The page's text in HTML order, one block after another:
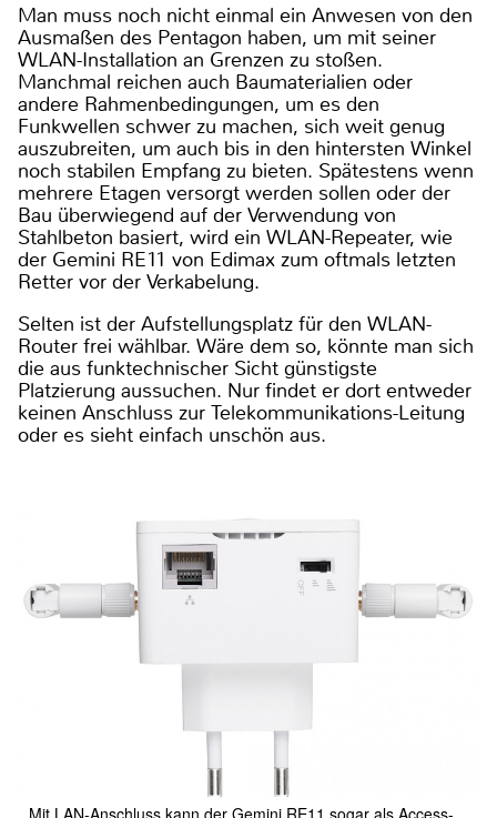
Man muss noch nicht einmal ein Anwesen von den
Ausmaßen des Pentagon haben, um mit seiner
WLAN-Installation an Grenzen zu stoßen.
Manchmal reichen auch Baumaterialien oder
andere Rahmenbedingungen, um es den
Funkwellen schwer zu machen, sich weit genug
auszubreiten, um auch bis in den hintersten Winkel
noch stabilen Empfang zu bieten. Spätestens wenn
mehrere Etagen versorgt werden sollen oder der
Bau überwiegend auf der Verwendung von
Stahlbeton basiert, wird ein WLAN-Repeater, wie
der Gemini RE11 von Edimax zum oftmals letzten
Retter vor der Verkabelung.
Selten ist der Aufstellungsplatz für den WLAN-
Router frei wählbar. Wäre dem so, könnte man sich
die aus funktechnischer Sicht günstigste
Platzierung aussuchen. Nur findet er dort entweder
keinen Anschluss zur Telekommunikations-Leitung
oder es sieht einfach unschön aus.
Mit LAN-Anschluss kann der Gemini RE11 sogar als Access-